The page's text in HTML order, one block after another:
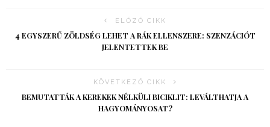
ELŐZŐ CIKK
4 EGYSZERŰ ZÖLDSÉG LEHET A RÁK ELLENSZERE: SZENZÁCIÓT
JELENTETTEK BE
KÖVETKEZŐ CIKK
BEMUTATTÁK A KEREKEK NÉLKÜLI BICIKLIT: LEVÁLTHATJA A
HAGYOMÁNYOSAT?